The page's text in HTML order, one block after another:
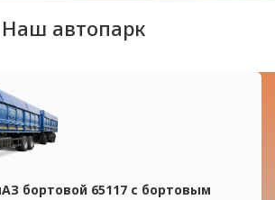
Наш автопарк
бортовой 65117 с бортовым